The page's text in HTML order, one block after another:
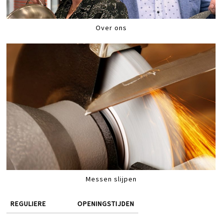
Over ons
Messen slijpen
REGULIERE OPENINGSTIJDEN